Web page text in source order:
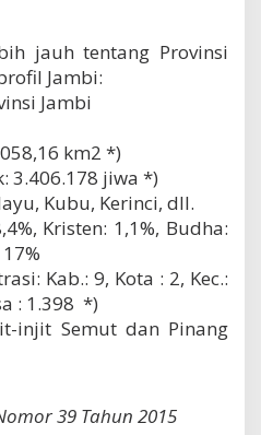
jauh tentang Provinsi
Jambi:
Jambi
km2 *)
3.406.178 jiwa *)
Kubu, Kerinci, dll.
Kristen: 1,1%, Budha:
Kab.: 9, Kota : 2, Kec.:
: 1.398 *)
injit Semut dan Pinang
39 Tahun 2015